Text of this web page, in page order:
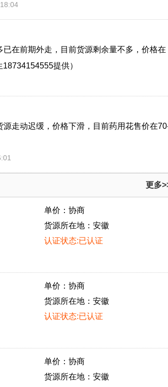
在前期外走，目前货源剩余量不多，价格在
提供）
走动迟缓，价格下滑，目前药用花售价在
更多
单价：协商
货源所在地：安徽
认证状态:已认证
单价：协商
货源所在地：安徽
认证状态:已认证
单价：协商
货源所在地：安徽